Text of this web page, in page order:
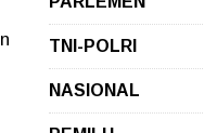
TNI-POLRI
NASIONAL